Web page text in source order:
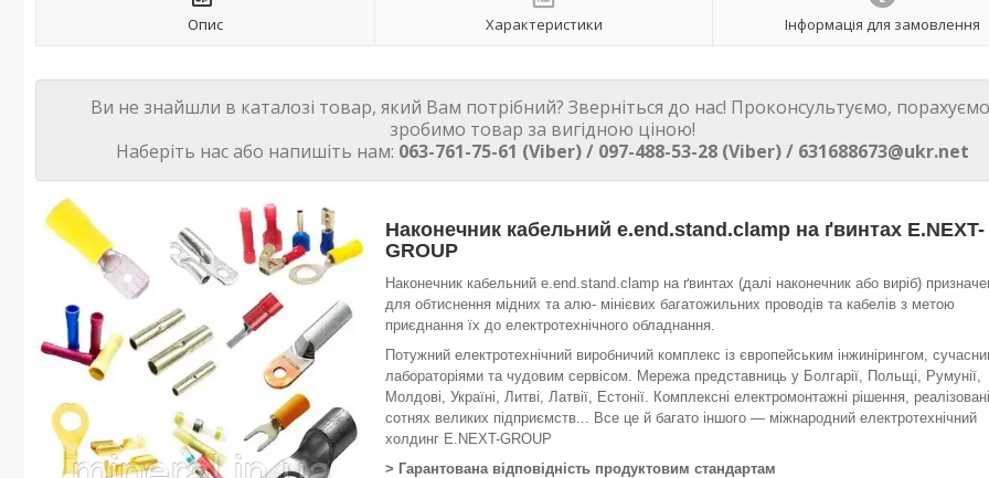
Опис Характеристики Інформація для замовлення
Ви не знайшли в каталозі товар, який Вам потрібний? Зверніться до нас! Проконсультуємо,
зробимо товар за вигідною ціною!
Наберіть нас або напишіть нам: 063-761-75-61 (Viber) / 097-488-53-28 (Viber) / 631688673@ukr.net
Наконечник кабельний e.end.stand.clamp на ґвинтах E.NEXT-
GROUP
Наконечник кабельний e.end.stand.clamp на ґвинтах (далі наконечник або виріб)
для обтиснення мідних та алю- мінієвих багатожильних проводів та кабелів з метою
приєднання їх до електротехнічного обладнання.
Потужний електротехнічний виробничий комплекс із європейським інжинірингом,
лабораторіями та чудовим сервісом. Мережа представниць у Болгарії, Польщі, Румунії,
Молдові, Україні, Литві, Латвії, Естонії. Комплексні електромонтажні рішення,
сотнях великих підприємств... Все це й багато іншого — міжнародний електротехнічний
холдинг E.NEXT-GROUP
> Гарантована відповідність продуктовим стандартам